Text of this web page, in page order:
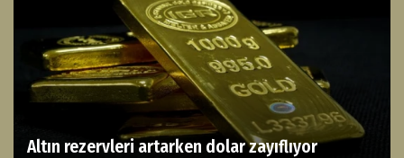
Altın rezervleri artarken dolar zayıflıyor